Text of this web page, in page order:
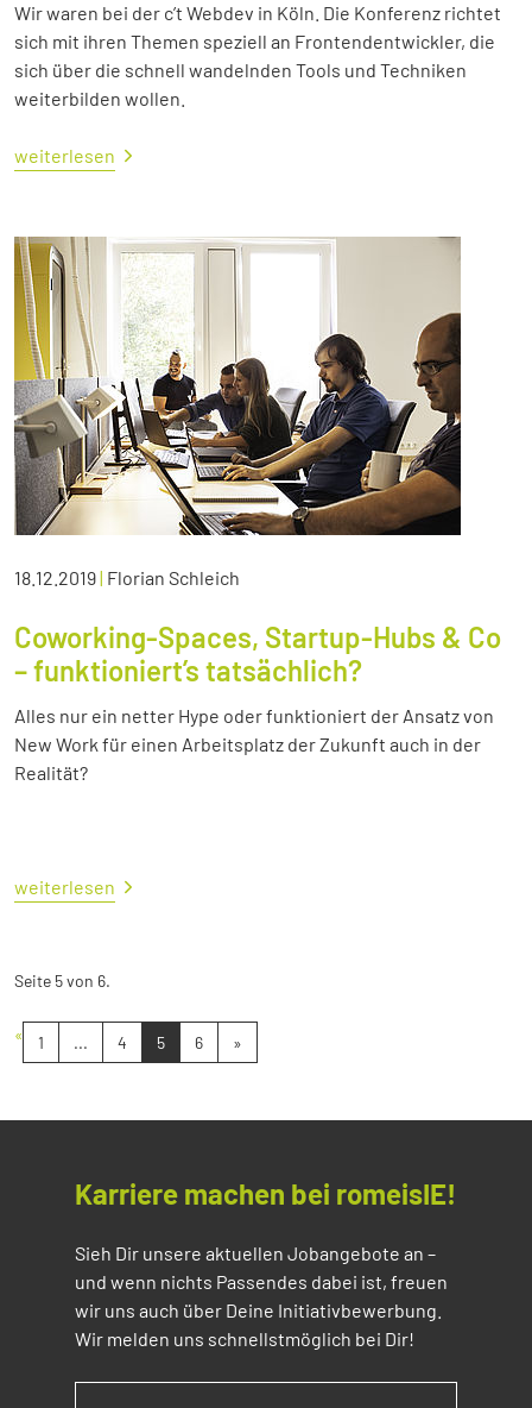
Wir waren bei der c’t Webdev in Köln. Die Konferenz richtet
sich mit ihren Themen speziell an Frontendentwickler, die
sich über die schnell wandelnden Tools und Techniken
weiterbilden wollen.
weiterlesen
18.12.2019| Florian Schleich
Coworking-Spaces, Startup-Hubs & Co
– funktioniert’s tatsächlich?
Alles nur ein netter Hype oder funktioniert der Ansatz von
New Work für einen Arbeitsplatz der Zukunft auch in der
Realität?
weiterlesen
Seite 5 von 6.
« 1 ... 4 5 6 »
Karriere machen bei romeisIE!
Sieh Dir unsere aktuellen Jobangebote an –
und wenn nichts Passendes dabei ist, freuen
wir uns auch über Deine Initiativbewerbung.
Wir melden uns schnellstmöglich bei Dir!